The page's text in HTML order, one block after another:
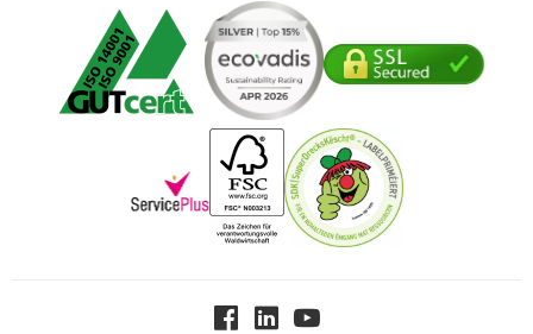
Umwelttechnik
Verpacken & Versenden
Tinte / Toner
Vertrag widerrufen
Geschichte
Impressum
Karriere
Expertenwissen
Mastercard
Vorkasse